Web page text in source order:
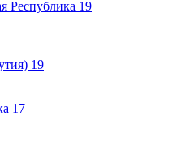
Республика 19
19
17